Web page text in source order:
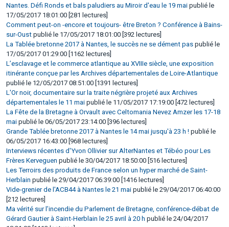
Nantes. Défi Ronds et bals paludiers au Miroir d'eau le 19 mai publié le
17/05/2017 18:01:00 [281 lectures]
Comment peut-on -encore et toujours- être Breton ? Conférence à Bains-
sur-Oust publié le 17/05/2017 18:01:00 [392 lectures]
La Tablée bretonne 2017 à Nantes, le succès ne se dément pas publié le
17/05/2017 01:29:00 [1162 lectures]
L’esclavage et le commerce atlantique au XVIIIe siècle, une exposition
itinérante conçue par les Archives départementales de Loire-Atlantique
publié le 12/05/2017 08:51:00 [1391 lectures]
L'Or noir, documentaire sur la traite négrière projeté aux Archives
départementales le 11 mai publié le 11/05/2017 17:19:00 [472 lectures]
La Fête de la Bretagne à Orvault avec Celtomania Nevez Amzer les 17-18
mai publié le 06/05/2017 23:14:00 [396 lectures]
Grande Tablée bretonne 2017 à Nantes le 14 mai jusqu'à 23 h ! publié le
06/05/2017 16:43:00 [968 lectures]
Interviews récentes d'Yvon Ollivier sur AlterNantes et Tébéo pour Les
Frères Kerveguen publié le 30/04/2017 18:50:00 [516 lectures]
Les Terroirs des produits de France selon un hyper marché de Saint-
Herblain publié le 29/04/2017 06:39:00 [1416 lectures]
Vide-grenier de l'ACB44 à Nantes le 21 mai publié le 29/04/2017 06:40:00
[212 lectures]
Ma vérité sur l’incendie du Parlement de Bretagne, conférence-débat de
Gérard Gautier à Saint-Herblain le 25 avril à 20 h publié le 24/04/2017